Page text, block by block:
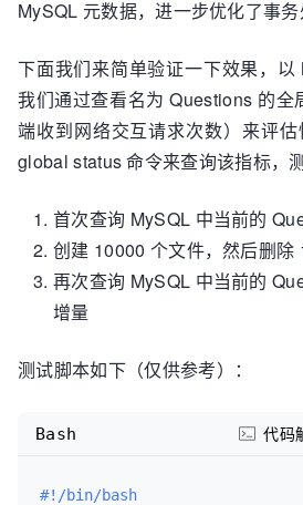
MySQL 元数据，进一步优化了事务
下面我们来简单验证一下效果，以
我们通过查看名为 Questions 的全
端收到网络交互请求次数）来评
global status 命令来查询该指标，
首次查询 MySQL 中当前的
创建 10000 个文件，然后删除
再次查询 MySQL 中当前的
增量
测试脚本如下（仅供参考）：
#!/bin/bash
Bash 代码